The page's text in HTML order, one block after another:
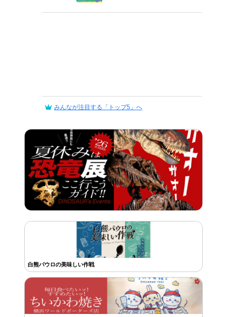
みんなが注目する「トップ5」へ
白熊パウロの美味しい作戦